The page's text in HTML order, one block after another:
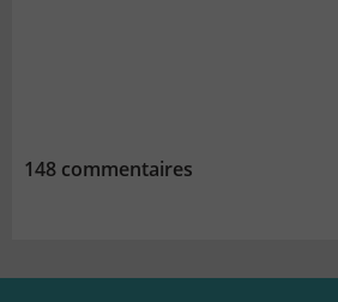
148 commentaires